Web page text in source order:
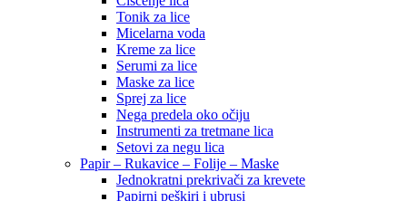
Tonik za lice
Micelarna voda
Kreme za lice
Serumi za lice
Maske za lice
Sprej za lice
Nega predela oko očiju
Instrumenti za tretmane lica
Setovi za negu lica
Papir – Rukavice – Folije – Maske
Jednokratni prekrivači za krevete
Papirni peškiri i ubrusi